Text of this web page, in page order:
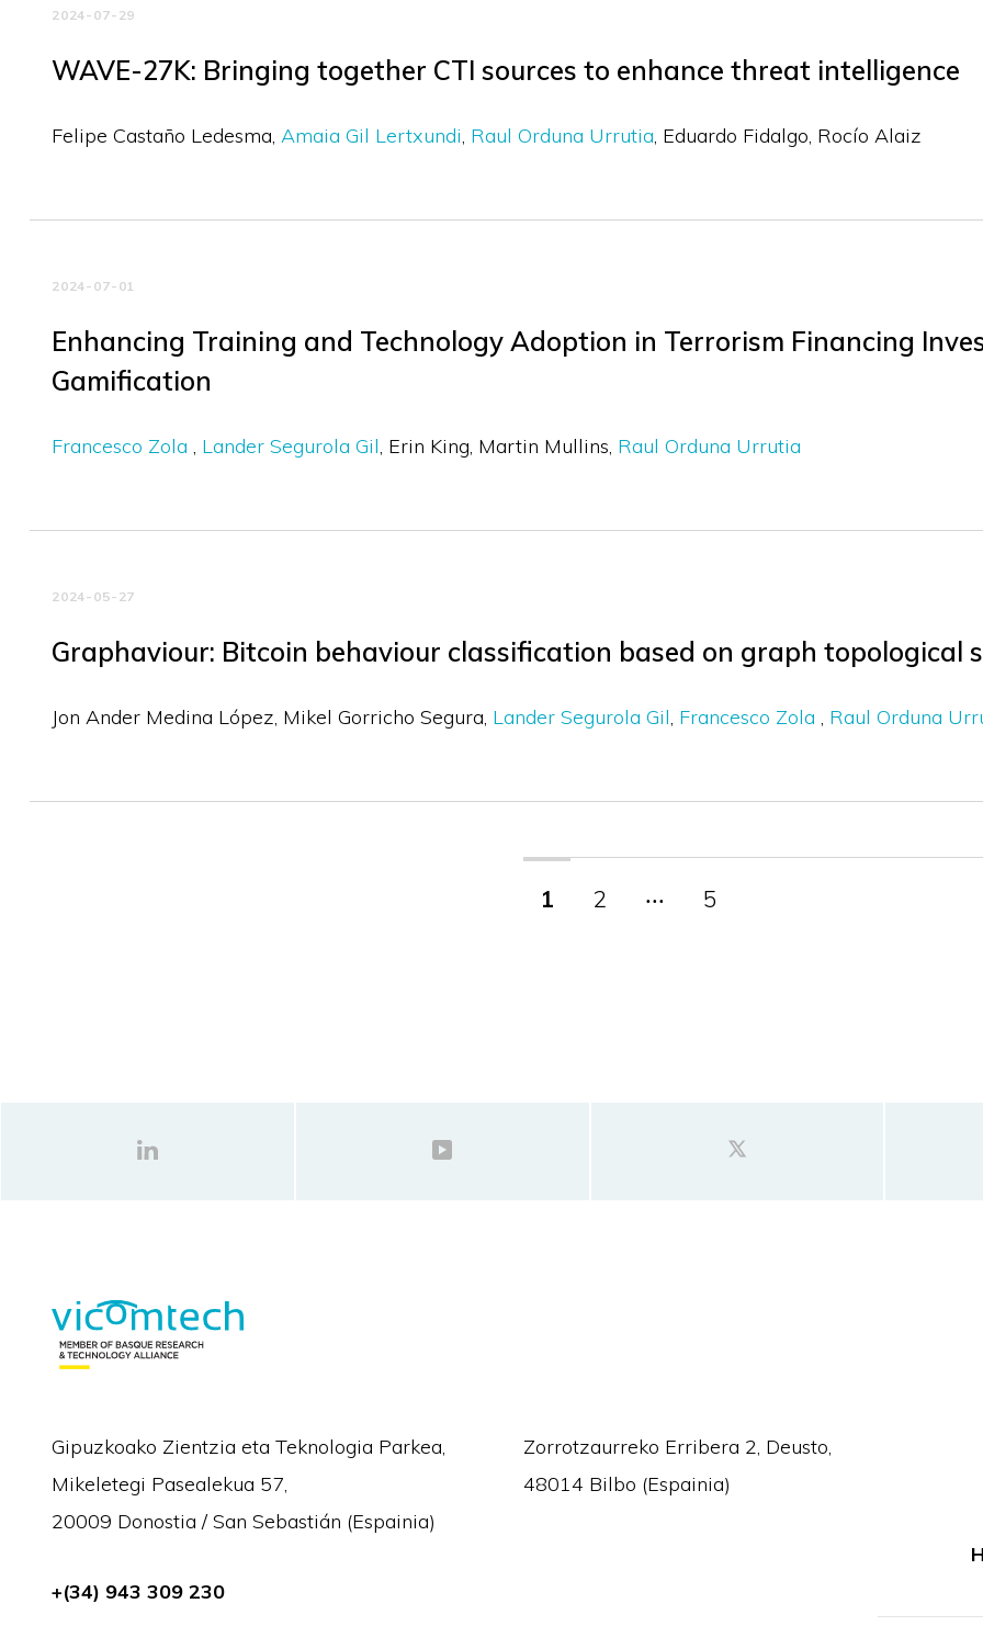
2024-07-29
WAVE-27K: Bringing together CTI sources to enhance threat intelligence
Felipe Castaño Ledesma Amaia Gil Lertxundi Raul Orduna Urrutia Eduardo Fidalgo Rocío Alaiz
2024-07-01
Enhancing Training and Technology Adoption in Terrorism Financing
Gamification
Francesco Zola Lander Segurola Gil Erin King Martin Mullins Raul Orduna Urrutia
2024-05-27
Graphaviour: Bitcoin behaviour classification based on graph topological
Jon Ander Medina López Mikel Gorricho Segura Lander Segurola Gil Francesco Zola Raul Orduna
1 2 ‧‧‧ 5
Gipuzkoako Zientzia eta Teknologia Parkea,
Mikeletegi Pasealekua 57,
20009 Donostia / San Sebastián (Espainia)
+(34) 943 309 230
Zorrotzaurreko Erribera 2, Deusto,
48014 Bilbo (Espainia)